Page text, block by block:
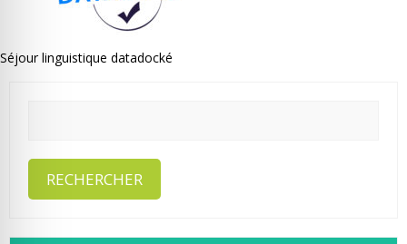
Séjour linguistique datadocké